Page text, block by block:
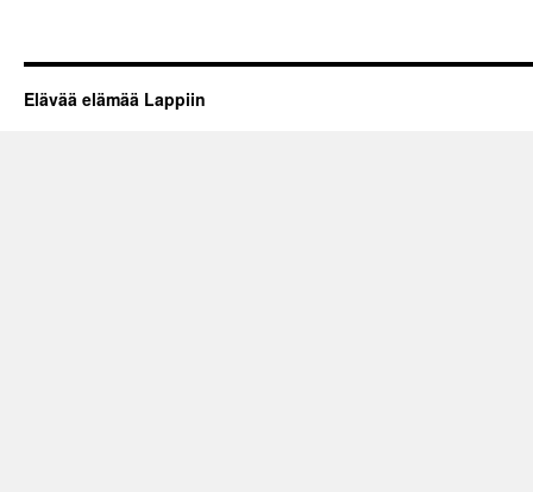
Elävää elämää Lappiin